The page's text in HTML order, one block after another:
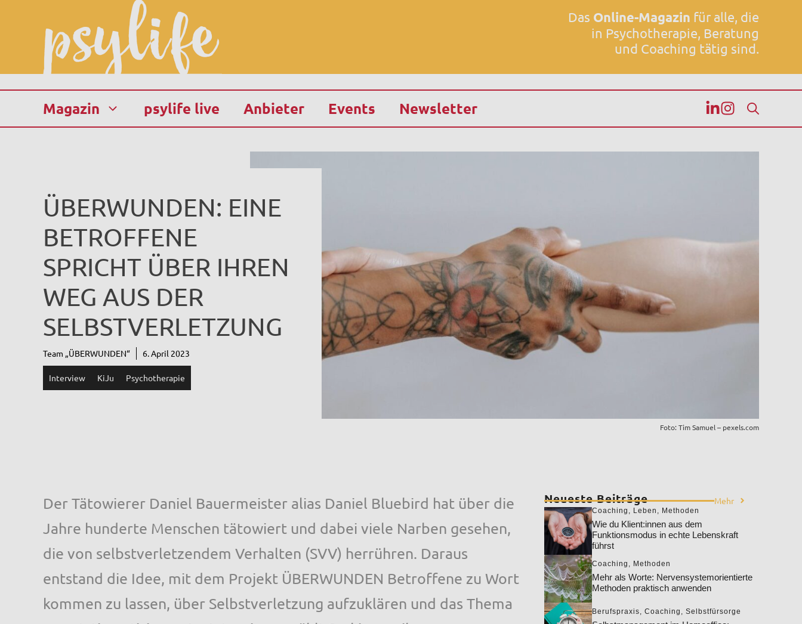
Das Online-Magazin für alle, die
in Psychotherapie, Beratung
und Coaching tätig sind.
Magazin psylife live Anbieter Events Newsletter
ÜBERWUNDEN: EINE
BETROFFENE
SPRICHT ÜBER IHREN
WEG AUS DER
SELBSTVERLETZUNG
Team „ÜBERWUNDEN“ 6. April 2023
Interview KiJu Psychotherapie
Foto: Tim Samuel – pexels.com
Der Tätowierer Daniel Bauermeister alias Daniel Bluebird hat über die
Jahre hunderte Menschen tätowiert und dabei viele Narben gesehen,
die von selbstverletzendem Verhalten (SVV) herrühren. Daraus
entstand die Idee, mit dem Projekt ÜBERWUNDEN Betroffene zu Wort
kommen zu lassen, über Selbstverletzung aufzuklären und das Thema
Neueste Beiträge Mehr
Coaching , Leben , Methoden
Wie du Klient:innen aus dem
Funktionsmodus in echte Lebenskraft
führst
Coaching , Methoden
Mehr als Worte: Nervensystemorientierte
Methoden praktisch anwenden
Berufspraxis, Coaching , Selbstfürsorge